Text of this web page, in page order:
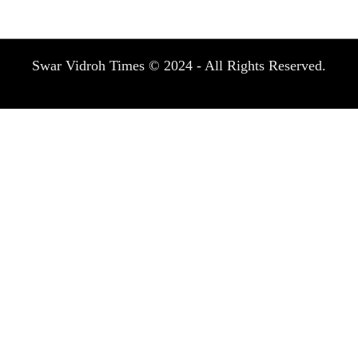
Swar Vidroh Times © 2024 - All Rights Reserved.